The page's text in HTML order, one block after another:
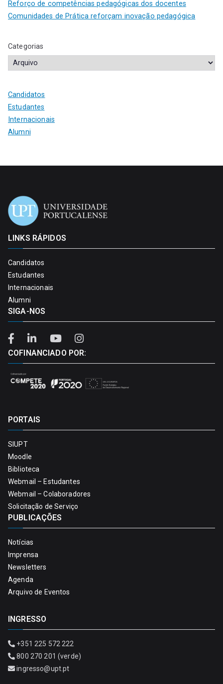
Reforço de competências pedagógicas dos docentes
Comunidades de Prática reforçam inovação pedagógica
Categorias
Candidatos
Estudantes
Internacionais
Alumni
LINKS RÁPIDOS
Candidatos
Estudantes
Internacionais
Alumni
SIGA-NOS
COFINANCIADO POR:
PORTAIS
SIUPT
Moodle
Biblioteca
Webmail – Estudantes
Webmail – Colaboradores
Solicitação de Serviço
PUBLICAÇÕES
Notícias
Imprensa
Newsletters
Agenda
Arquivo de Eventos
INGRESSO
+351 225 572 222
800 270 201 (verde)
ingresso@upt.pt